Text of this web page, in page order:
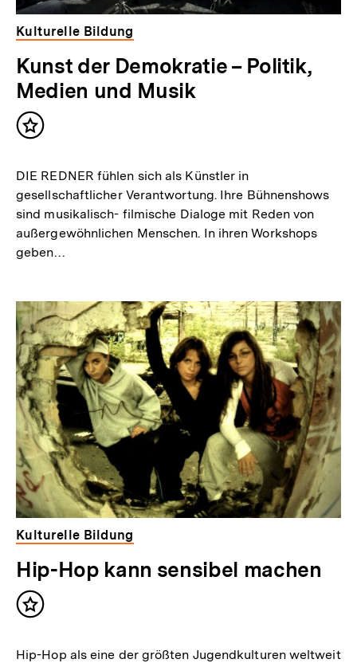
Kulturelle Bildung
Kunst der Demokratie – Politik,
Medien und Musik
Inhalt
DIE REDNER fühlen sich als Künstler in
gesellschaftlicher Verantwortung. Ihre Bühnenshows
sind musikalisch- filmische Dialoge mit Reden von
außergewöhnlichen Menschen. In ihren Workshops
geben…
Kulturelle Bildung
Hip-Hop kann sensibel machen
Inhalt
Hip-Hop als eine der größten Jugendkulturen weltweit